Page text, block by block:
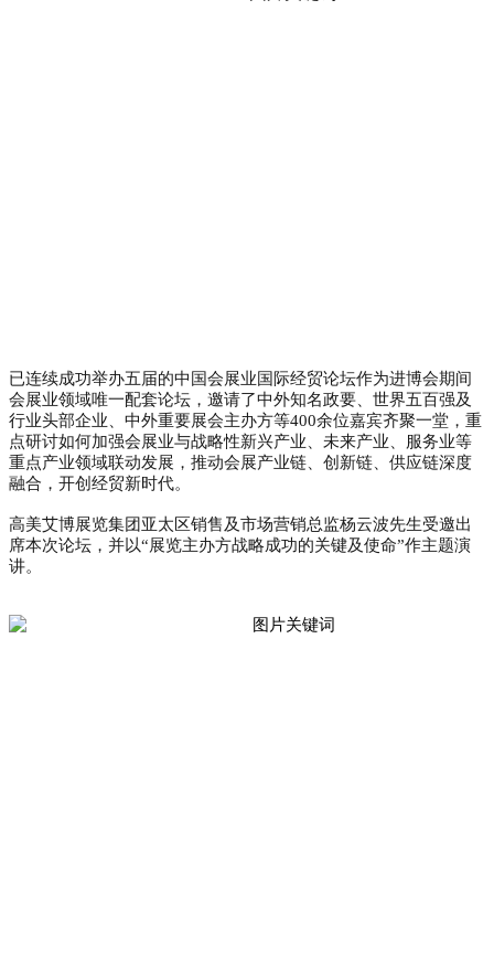
已连续成功举办五届的中国会展业国际经贸论坛作为进博会期间
会展业领域唯一配套论坛，邀请了中外知名政要、世界五百强及
行业头部企业、中外重要展会主办方等400余位嘉宾齐聚一堂，重
点研讨如何加强会展业与战略性新兴产业、未来产业、服务业等
重点产业领域联动发展，推动会展产业链、创新链、供应链深度
融合，开创经贸新时代。
高美艾博展览集团亚太区销售及市场营销总监杨云波先生受邀出
席本次论坛，并以“展览主办方战略成功的关键及使命”作主题演
讲。